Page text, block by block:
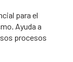
para el
Ayuda a
procesos